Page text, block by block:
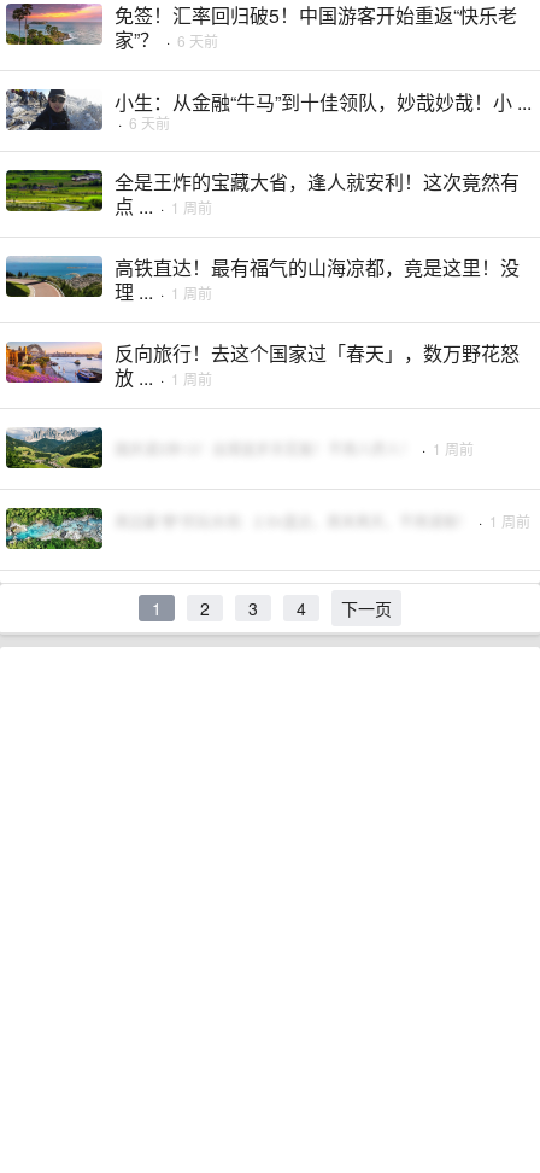
免签！汇率回归破5！中国游客开始重返“快乐老
家”？
· 6 天前
小生：从金融“牛马”到十佳领队，妙哉妙哉！小 ...
· 6 天前
全是王炸的宝藏大省，逢人就安利！这次竟然有
点 ... · 1 周前
高铁直达！最有福气的山海凉都，竟是这里！没
理 ... · 1 周前
反向旅行！去这个国家过「春天」，数万野花怒
放 ... · 1 周前
· 1 周前
· 1 周前
1 2 3 4 下一页